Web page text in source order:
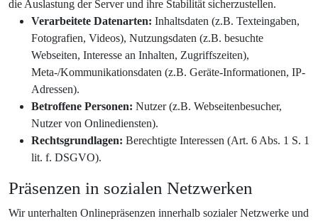
die Auslastung der Server und ihre Stabilität sicherzustellen.
Verarbeitete Datenarten: Inhaltsdaten (z.B. Texteingaben,
Fotografien, Videos), Nutzungsdaten (z.B. besuchte
Webseiten, Interesse an Inhalten, Zugriffszeiten),
Meta-/Kommunikationsdaten (z.B. Geräte-Informationen, IP-
Adressen).
Betroffene Personen: Nutzer (z.B. Webseitenbesucher,
Nutzer von Onlinediensten).
Rechtsgrundlagen: Berechtigte Interessen (Art. 6 Abs. 1 S. 1
lit. f. DSGVO).
Präsenzen in sozialen Netzwerken
Wir unterhalten Onlinepräsenzen innerhalb sozialer Netzwerke und